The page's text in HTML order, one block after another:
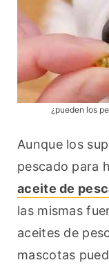
¿pueden los
Aunque los
pescado para
aceite de
las mismas
aceites de
mascotas